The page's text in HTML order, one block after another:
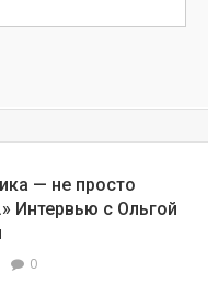
— не просто
Интервью с Ольгой
0